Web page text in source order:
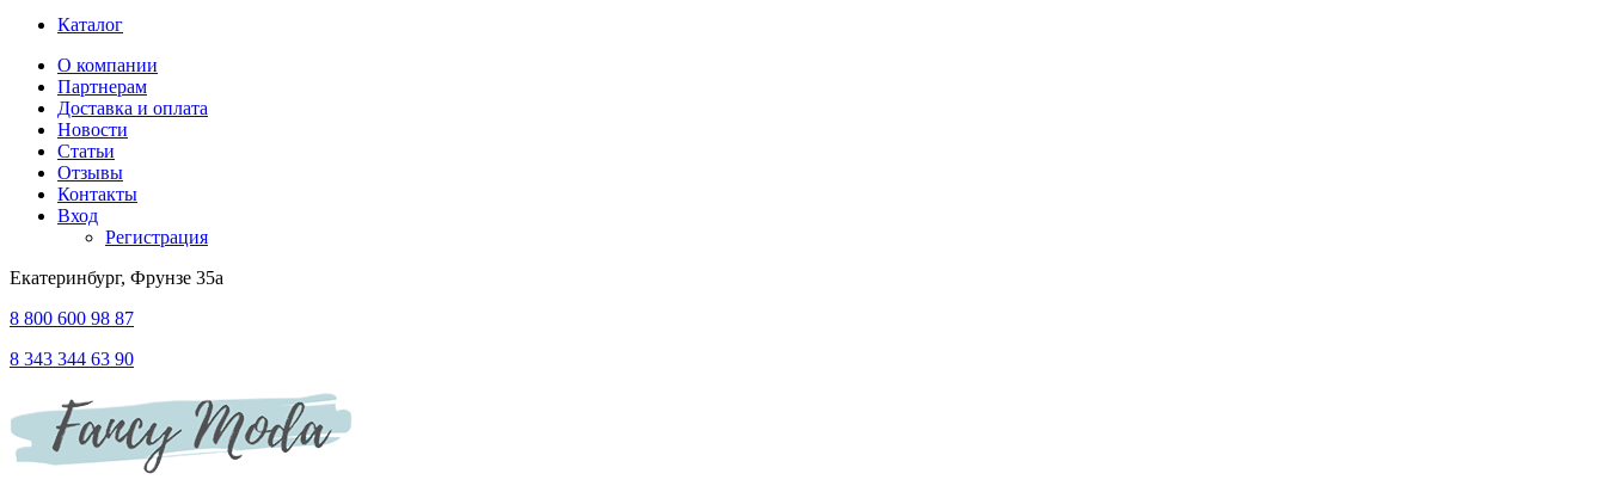
Каталог
О компании
Партнерам
Доставка и оплата
Новости
Статьи
Отзывы
Контакты
Вход
Регистрация
Екатеринбург, Фрунзе 35а
8 800 600 98 87
8 343 344 63 90